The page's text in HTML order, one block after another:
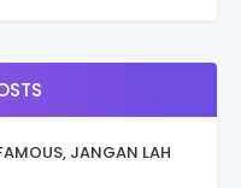
JANGAN LAH